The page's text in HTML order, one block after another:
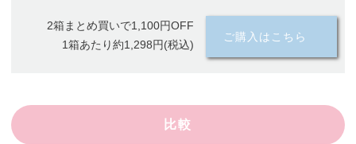
2箱まとめ買いで1,100円OFF
1箱あたり約1,298円(税込)
ご購入はこちら
比較